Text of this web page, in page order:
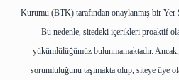
Kurumu (BTK) tarafından onaylanmış bir Yer
Bu nedenle, sitedeki içerikleri proaktif
yükümlülüğümüz bulunmamaktadır.
sorumluluğunu taşımakta olup, siteye üye